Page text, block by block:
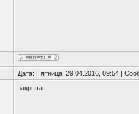
Дата: Пятница, 29.04.2016, 09:54 |
закрыта